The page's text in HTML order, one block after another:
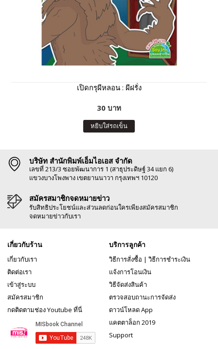
เปิดกรุผีหลอน : ผีฝรั่ง
30 บาท
หยิบใส่รถเข็น
บริษัท สำนักพิมพ์เอ็มไอเอส จำกัด
เลขที่ 213/3 ซอยพัฒนาการ 1 (สาธุประดิษฐ์ 34 แยก 6)
แขวงบางโพงพาง เขตยานนาวา กรุงเทพฯ 10120
สมัครสมาชิกจดหมายข่าว
รับสิทธิประโยชน์และส่วนลดก่อนใครเพียงสมัครสมาชิก
จดหมายข่าวกับเรา
เกี่ยวกับร้าน
เกี่ยวกับเรา
ติดต่อเรา
เข้าสู่ระบบ
สมัครสมาชิก
กดติดตามช่อง Youtube ที่นี่
บริการลูกค้า
วิธีการสั่งซื้อ | วิธีการชำระเงิน
แจ้งการโอนเงิน
วิธีจัดส่งสินค้า
ตรวจสอบถานะการจัดส่ง
ดาวน์โหลด App
แคตตาล็อก 2019
Support